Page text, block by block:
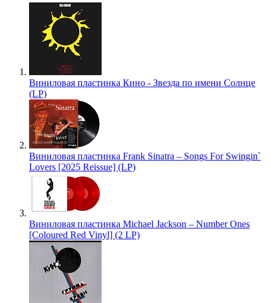
Виниловая пластинка Кино - Звезда по имени Солнце
(LP)
Виниловая пластинка Frank Sinatra – Songs For Swingin`
Lovers [2025 Reissue] (LP)
Виниловая пластинка Michael Jackson – Number Ones
[Coloured Red Vinyl] (2 LP)